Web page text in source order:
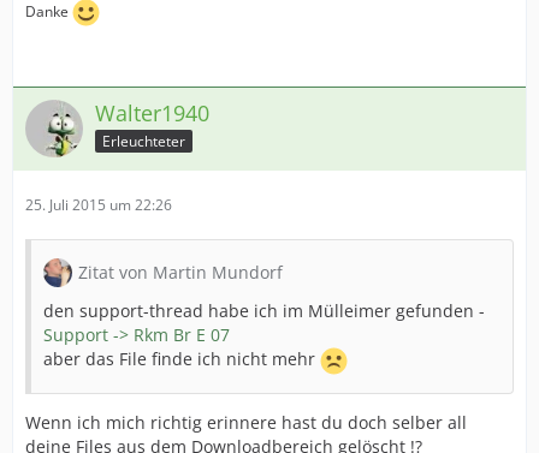
Danke
Walter1940
Erleuchteter
25. Juli 2015 um 22:26
Zitat von Martin Mundorf
den support-thread habe ich im Mülleimer gefunden -
Support -> Rkm Br E 07
aber das File finde ich nicht mehr
Wenn ich mich richtig erinnere hast du doch selber all
deine Files aus dem Downloadbereich gelöscht !?